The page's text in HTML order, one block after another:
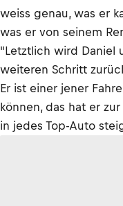
weiss genau, was er
was er von seinem
"Letztlich wird Daniel
weiteren Schritt
Er ist einer jener
können, das hat er
in jedes Top-Auto